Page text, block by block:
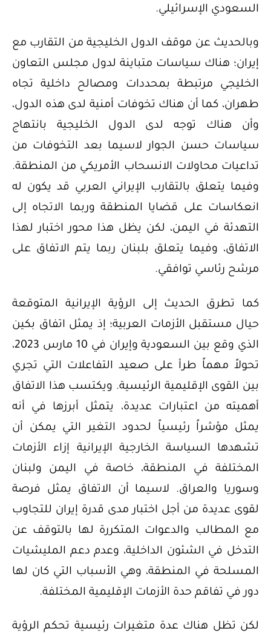
السعودي الإسرائيلي.
وبالحديث عن موقف الدول الخليجية من التقارب مع
إيران؛ هناك سياسات متباينة لدول مجلس التعاون
الخليجي مرتبطة بمحددات ومصالح داخلية تجاه
طهران، كما أن هناك تخوفات أمنية لدى هذه الدول،
وأن هناك توجه لدى الدول الخليجية بانتهاج
سياسات حسن الجوار لاسيما بعد التخوفات من
تداعيات محاولات الانسحاب الأمريكي من المنطقة.
وفيما يتعلق بالتقارب الإيراني العربي قد يكون له
انعكاسات على قضايا المنطقة وربما الاتجاه إلى
التهدئة في اليمن، لكن يظل هذا محور اختبار لهذا
الاتفاق، وفيما يتعلق بلبنان ربما يتم الاتفاق على
مرشح رئاسي توافقي.
كما تطرق الحديث إلى الرؤية الإيرانية المتوقعة
حيال مستقبل الأزمات العربية؛ إذ يمثل اتفاق بكين
الذي وقع بين السعودية وإيران في 10 مارس 2023،
تحولاً مهماً طرأ على صعيد التفاعلات التي تجري
بين القوى الإقليمية الرئيسية. ويكتسب هذا الاتفاق
أهميته من اعتبارات عديدة، يتمثل أبرزها في أنه
يمثل مؤشراً رئيسياً لحدود التغير التي يمكن أن
تشهدها السياسة الخارجية الإيرانية إزاء الأزمات
المختلفة في المنطقة، خاصة في اليمن ولبنان
وسوريا والعراق. لاسيما أن الاتفاق يمثل فرصة
لقوى عديدة من أجل اختبار مدى قدرة إيران للتجاوب
مع المطالب والدعوات المتكررة لها بالتوقف عن
التدخل في الشئون الداخلية، وعدم دعم المليشيات
المسلحة في المنطقة، وهي الأسباب التي كان لها
دور في تفاقم حدة الأزمات الإقليمية المختلفة.
لكن تظل هناك عدة متغيرات رئيسية تحكم الرؤية